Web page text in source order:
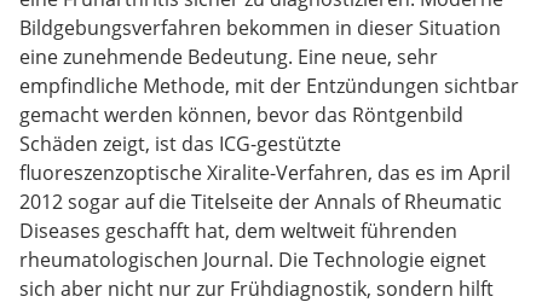
Bildgebungsverfahren bekommen in dieser Situation
eine zunehmende Bedeutung. Eine neue, sehr
empfindliche Methode, mit der Entzündungen sichtbar
gemacht werden können, bevor das Röntgenbild
Schäden zeigt, ist das ICG-gestützte
fluoreszenzoptische Xiralite-Verfahren, das es im April
2012 sogar auf die Titelseite der Annals of Rheumatic
Diseases geschafft hat, dem weltweit führenden
rheumatologischen Journal. Die Technologie eignet
sich aber nicht nur zur Frühdiagnostik, sondern hilft